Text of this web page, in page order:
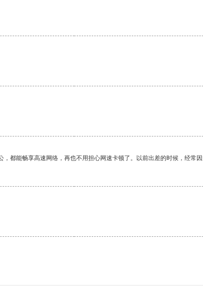
都能畅享高速网络，再也不用担心网速卡顿了。以前出差的时候，经常